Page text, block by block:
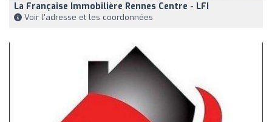
La Française Immobilière Rennes Centre - LFI
Voir l'adresse et les coordonnées